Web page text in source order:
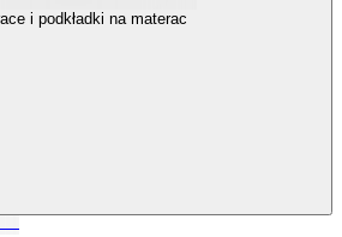
i podkładki na materac